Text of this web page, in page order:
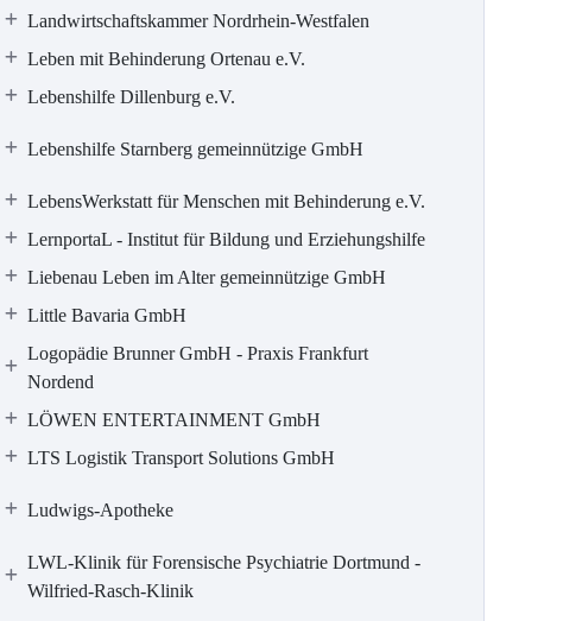
Landwirtschaftskammer Nordrhein-Westfalen
Leben mit Behinderung Ortenau e.V.
Lebenshilfe Dillenburg e.V.
Lebenshilfe Starnberg gemeinnützige GmbH
LebensWerkstatt für Menschen mit Behinderung e.V.
LernportaL - Institut für Bildung und Erziehungshilfe
Liebenau Leben im Alter gemeinnützige GmbH
Little Bavaria GmbH
Logopädie Brunner GmbH - Praxis Frankfurt
Nordend
LÖWEN ENTERTAINMENT GmbH
LTS Logistik Transport Solutions GmbH
Ludwigs-Apotheke
LWL-Klinik für Forensische Psychiatrie Dortmund -
Wilfried-Rasch-Klinik